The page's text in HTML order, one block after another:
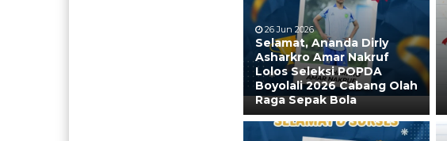
26 Jun 2026
Selamat, Ananda Dirly
Asharkro Amar Nakruf
Lolos Seleksi POPDA
Boyolali 2026 Cabang Olah
Raga Sepak Bola